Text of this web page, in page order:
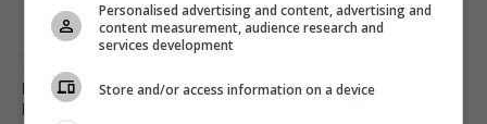
Предыдущий пост
MEGOGO ПОКАЖЕТ ТРЕВЕЛ-СЕРИАЛ О
Personalised advertising and content, advertising and
content measurement, audience research and
services development
Store and/or access information on a device